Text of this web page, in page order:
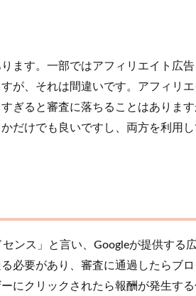
ます。一部ではアフィリエイト広
が、それは間違いです。アフィリ
ぎると審査に落ちることはありま
だけでも良いですし、両方を利用
ンス」と言い、Googleが提供する
必要があり、審査に通過したらブ
にクリックされたら報酬が発生す